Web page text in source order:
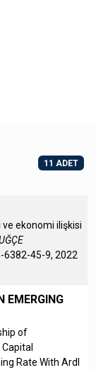
11 ADET
ekonomi ilişkisi
6382-45-9, 2022
EMERGING
of
Rate With Ardl